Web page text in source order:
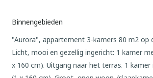
Binnengebieden
"Aurora", appartement 3-kamers 80 m2 op
Licht, mooi en gezellig ingericht: 1 kamer
x 160 cm). Uitgang naar het terras. 1